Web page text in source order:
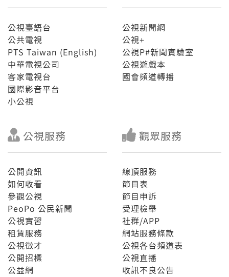
公視臺語台
公共電視
PTS Taiwan (English)
中華電視公司
客家電視台
國際影音平台
小公視
公視新聞網
公視+
公視P#新聞實驗室
公視遊戲本
國會頻道轉播
公視服務
公開資訊
如何收看
參觀公視
PeoPo 公民新聞
公視實習
租賃服務
公視徵才
公開招標
公益網
觀眾服務
線頂服務
節目表
節目申訴
受理檢舉
社群/APP
網站服務條款
公視各台頻道表
公視直播
收訊不良公告